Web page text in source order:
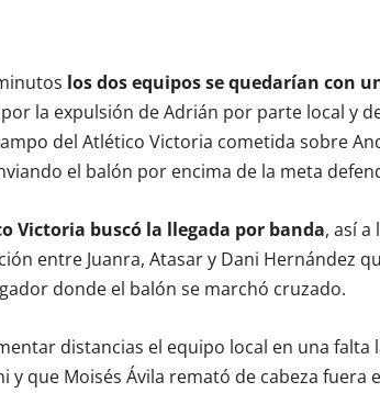
los dos equipos se quedarían con
la expulsión de Adrián por parte local y
del Atlético Victoria cometida sobre
el balón por encima de la meta
Victoria buscó la llegada por banda, así
entre Juanra, Atasar y Dani Hernández
donde el balón se marchó cruzado.
distancias el equipo local en una
y que Moisés Ávila remató de cabeza